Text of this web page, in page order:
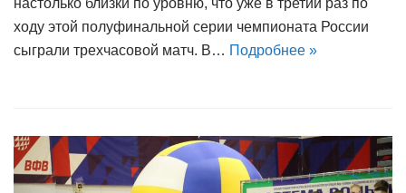
настолько близки по уровню, что уже в третий раз по
ходу этой полуфинальной серии чемпионата России
сыграли трехчасовой матч. В… Подробнее »